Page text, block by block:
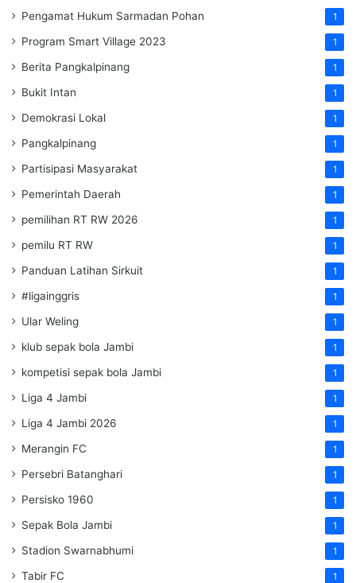
Pengamat Hukum Sarmadan Pohan 1
Program Smart Village 2023 1
Berita Pangkalpinang 1
Bukit Intan 1
Demokrasi Lokal 1
Pangkalpinang 1
Partisipasi Masyarakat 1
Pemerintah Daerah 1
pemilihan RT RW 2026 1
pemilu RT RW 1
Panduan Latihan Sirkuit 1
#ligainggris 1
Ular Weling 1
klub sepak bola Jambi 1
kompetisi sepak bola Jambi 1
Liga 4 Jambi 1
Liga 4 Jambi 2026 1
Merangin FC 1
Persebri Batanghari 1
Persisko 1960 1
Sepak Bola Jambi 1
Stadion Swarnabhumi 1
Tabir FC 1